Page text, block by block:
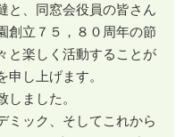
と、同窓会役員の皆さん
創立７５，８０周年の節
と楽しく活動することが
し上げます。
ました。
ック、そしてこれから